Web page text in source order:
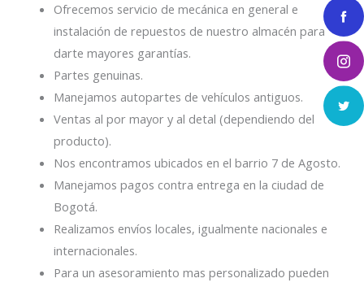
Ofrecemos servicio de mecánica en general e
instalación de repuestos de nuestro almacén para
darte mayores garantías.
Partes genuinas.
Manejamos autopartes de vehículos antiguos.
Ventas al por mayor y al detal (dependiendo del
producto).
Nos encontramos ubicados en el barrio 7 de Agosto.
Manejamos pagos contra entrega en la ciudad de
Bogotá.
Realizamos envíos locales, igualmente nacionales e
internacionales.
Para un asesoramiento mas personalizado pueden